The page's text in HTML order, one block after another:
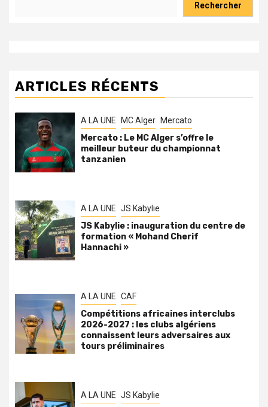
Rechercher
ARTICLES RÉCENTS
A LA UNE MC Alger Mercato
Mercato : Le MC Alger s’offre le
meilleur buteur du championnat
tanzanien
A LA UNE JS Kabylie
JS Kabylie : inauguration du centre de
formation « Mohand Cherif
Hannachi »
A LA UNE CAF
Compétitions africaines interclubs
2026-2027 : les clubs algériens
connaissent leurs adversaires aux
tours préliminaires
A LA UNE JS Kabylie